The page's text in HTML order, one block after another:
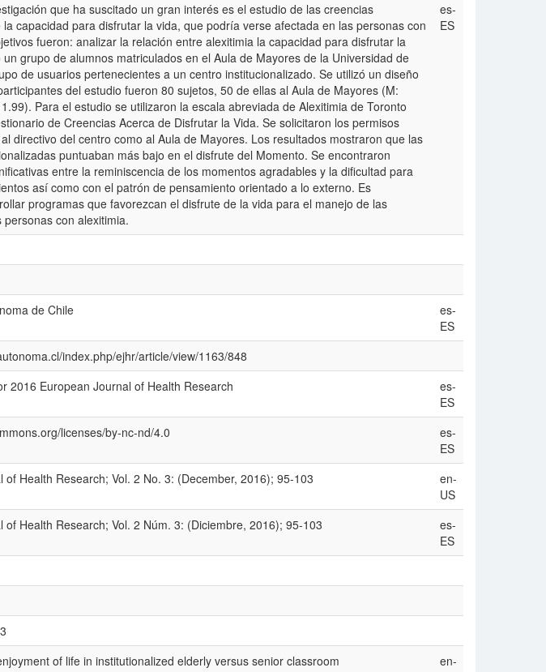
que ha suscitado un gran interés es el estudio de las creencias
capacidad para disfrutar la vida, que podría verse afectada en las personas con
fueron: analizar la relación entre alexitimia la capacidad para disfrutar la
grupo de alumnos matriculados en el Aula de Mayores de la Universidad de
de usuarios pertenecientes a un centro institucionalizado. Se utilizó un diseño
del estudio fueron 80 sujetos, 50 de ellas al Aula de Mayores (M:
Para el estudio se utilizaron la escala abreviada de Alexitimia de Toronto
de Creencias Acerca de Disfrutar la Vida. Se solicitaron los permisos
directivo del centro como al Aula de Mayores. Los resultados mostraron que las
puntuaban más bajo en el disfrute del Momento. Se encontraron
entre la reminiscencia de los momentos agradables y la dificultad para
así como con el patrón de pensamiento orientado a lo externo. Es
programas que favorezcan el disfrute de la vida para el manejo de las
con alexitimia.
es-
ES
de Chile
es-
ES
index.php/ejhr/article/view/1163/848
2016 European Journal of Health Research
es-
ES
licenses/by-nc-nd/4.0
es-
ES
of Health Research; Vol. 2 No. 3: (December, 2016); 95-103
en-
US
of Health Research; Vol. 2 Núm. 3: (Diciembre, 2016); 95-103
es-
ES
of life in institutionalized elderly versus senior classroom
en-